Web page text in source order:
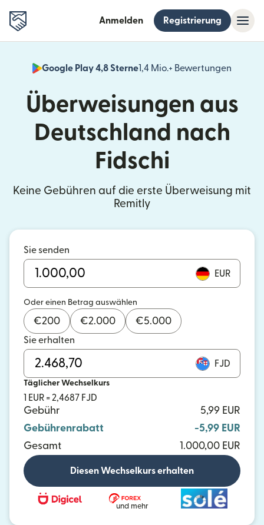
Anmelden Registrierung
Google Play 4,8 Sterne1,4 Mio.+ Bewertungen
Überweisungen aus
Deutschland nach
Fidschi
Keine Gebühren auf die erste Überweisung mit
Remitly
Sie senden
EUR
Oder einen Betrag auswählen
€200 €2.000 €5.000
Sie erhalten
FJD
Täglicher Wechselkurs
1 EUR = 2,4687 FJD
Gebühr
5,99 EUR
Gebührenrabatt
-5,99 EUR
Gesamt
1.000,00 EUR
Diesen Wechselkurs erhalten
und mehr